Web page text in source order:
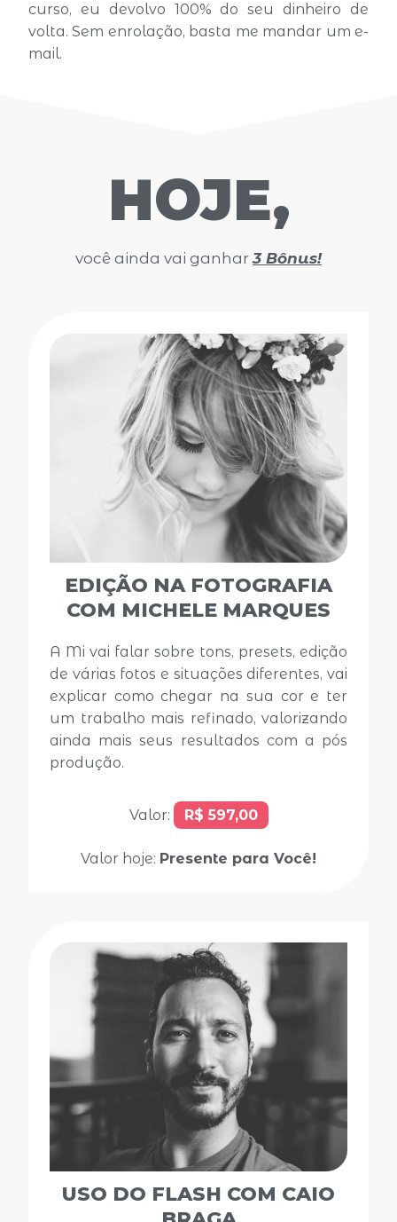
curso, eu devolvo 100% do seu dinheiro de
volta. Sem enrolação, basta me mandar um e-
mail.
HOJE,
você ainda vai ganhar3 Bônus!
EDIÇÃO NA FOTOGRAFIA
COM MICHELE MARQUES
A Mi vai falar sobre tons, presets, edição
de várias fotos e situações diferentes, vai
explicar como chegar na sua cor e ter
um trabalho mais refinado, valorizando
ainda mais seus resultados com a pós
produção.
Valor: R$ 597,00
Valor hoje: Presente para Você!
USO DO FLASH COM CAIO